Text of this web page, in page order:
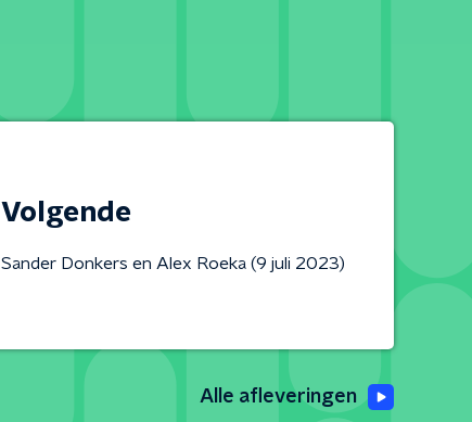
Volgende
Sander Donkers en Alex Roeka (9 juli 2023)
Alle afleveringen